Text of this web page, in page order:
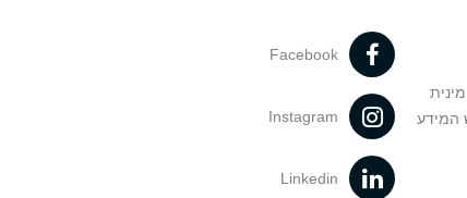
המידע
Facebook
Instagram
Linkedin